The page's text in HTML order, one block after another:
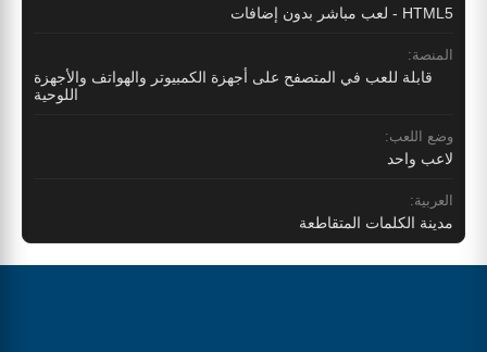
HTML5 - لعب مباشر بدون إضافات
المنصة:
قابلة للعب في المتصفح على أجهزة الكمبيوتر والهواتف والأجهزة
اللوحية
وضع اللعب:
لاعب واحد
العربية:
مدينة الكلمات المتقاطعة